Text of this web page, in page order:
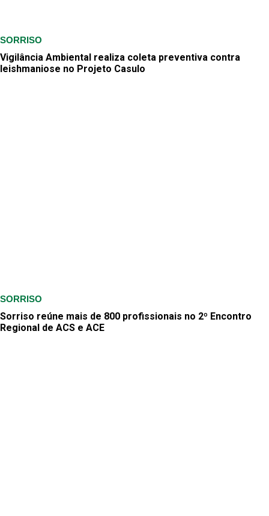
SORRISO
Vigilância Ambiental realiza coleta preventiva contra
leishmaniose no Projeto Casulo
SORRISO
Sorriso reúne mais de 800 profissionais no 2º Encontro
Regional de ACS e ACE